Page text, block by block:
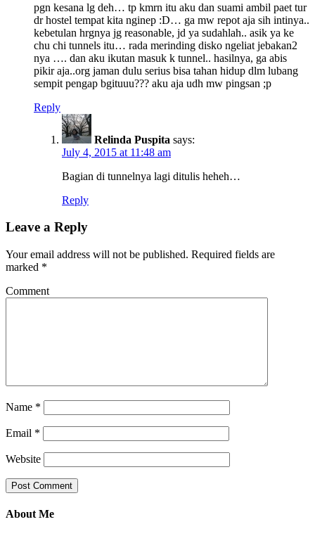
pgn kesana lg deh… tp kmrn itu aku dan suami ambil paet tur
dr hostel tempat kita nginep :D… ga mw repot aja sih intinya..
kebetulan hrgnya jg reasonable, jd ya sudahlah.. asik ya ke
chu chi tunnels itu… rada merinding disko ngeliat jebakan2
nya …. dan aku ikutan masuk k tunnel.. hasilnya, ga abis
pikir aja..org jaman dulu serius bisa tahan hidup dlm lubang
sempit pengap bgituuu??? aku aja udh mw pingsan ;p
Reply
Relinda Puspita says:
July 4, 2015 at 11:48 am
Bagian di tunnelnya lagi ditulis heheh…
Reply
Leave a Reply
Your email address will not be published. Required fields are
marked *
Comment
Name *
Email *
Website
About Me